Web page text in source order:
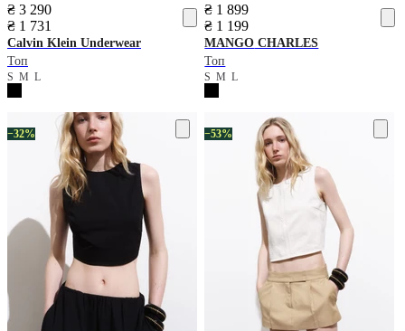
₴ 3 290
₴ 1 731
Calvin Klein Underwear
Топ
S M L
₴ 1 899
₴ 1 199
MANGO CHARLES
Топ
SML
−32% −53%